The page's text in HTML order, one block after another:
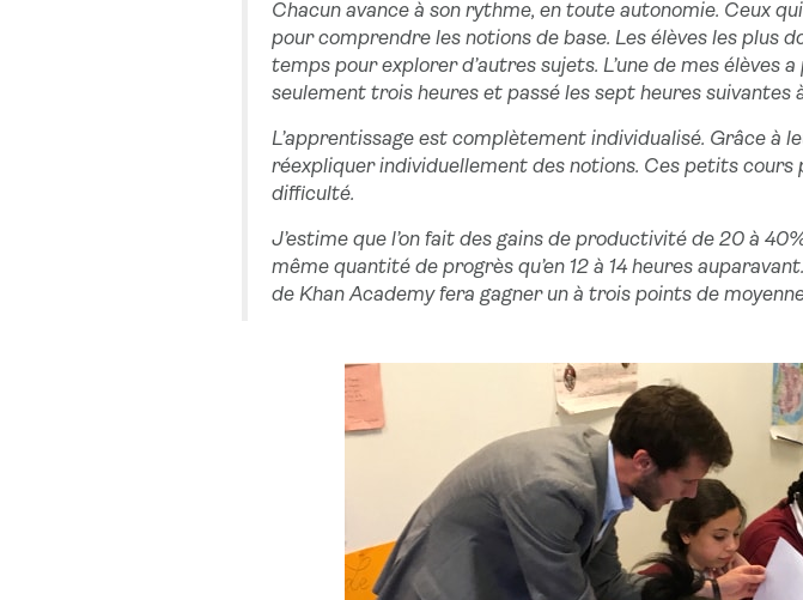
Chacun avance à son rythme, en toute autonomie. Ceux
pour comprendre les notions de base. Les élèves les plus
temps pour explorer d’autres sujets. L’une de mes
seulement trois heures et passé les sept heures suivantes
L’apprentissage est complètement individualisé. Grâce à
réexpliquer individuellement des notions. Ces petits
difficulté.
J’estime que l’on fait des gains de productivité de 20 à
même quantité de progrès qu’en 12 à 14 heures
de Khan Academy fera gagner un à trois points de